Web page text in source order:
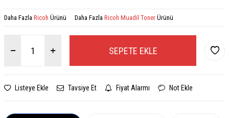
Daha Fazla Ricoh Ürünü Daha Fazla Ricoh Muadil Toner Ürünü
SEPETE EKLE
Listeye Ekle Tavsiye Et Fiyat Alarmı Not Ekle